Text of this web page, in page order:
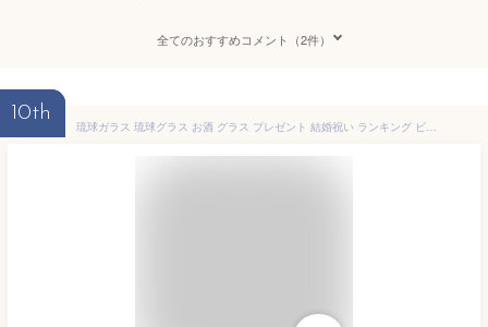
全てのおすすめコメント（2件）
10th
琉球ガラス 琉球グラス お酒 グラス プレゼント 結婚祝い ランキング ビアグラス おしゃれ 焼酎 焼酎グラス 琉球 ガラス 誕生日 プレゼント 沖縄ガラス ガラスコップ 梅酒 酒 お茶【ジェリーフィッシュグラス】